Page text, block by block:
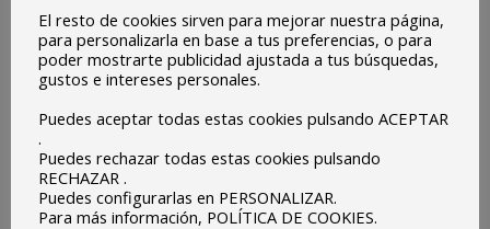
El resto de cookies sirven para mejorar nuestra página,
para personalizarla en base a tus preferencias, o para
poder mostrarte publicidad ajustada a tus búsquedas,
gustos e intereses personales.
Puedes aceptar todas estas cookies pulsando ACEPTAR
.
Puedes rechazar todas estas cookies pulsando
RECHAZAR .
Puedes configurarlas en PERSONALIZAR.
Para más información, POLÍTICA DE COOKIES.